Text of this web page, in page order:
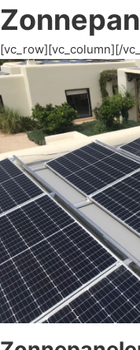
[vc_row][vc_column][/